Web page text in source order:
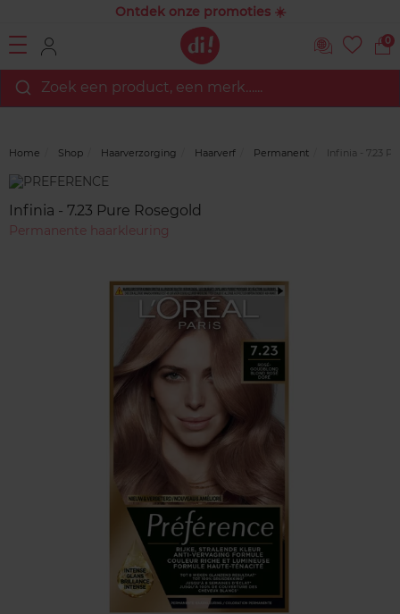
Ontdek onze promoties ☀️
0
Zoek een product, een merk…...
Home Shop Haarverzorging Haarverf Permanent Infinia - 7.23
Merk
Infinia - 7.23 Pure Rosegold
Permanente haarkleuring